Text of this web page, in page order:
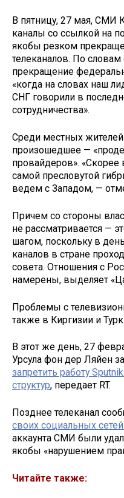
В пятницу, 27 мая, СМИ
каналы со ссылкой на
якобы резком
телеканалов. По
прекращение
«когда на словах наш
СНГ говорили в
сотрудничества».
Среди местных
произошедшее —
провайдеров». «Скорее
самой пресловутой
ведем с Западом, —
Причем со стороны
не рассматривается —
шагом, поскольку в
каналов в стране
совета. Отношения с
намерены, выделяет
Проблемы с
также в Киргизии и
В этот же день, 27
Урсула фон дер Ляйен
запретить работу
структур, передает RT.
Позднее телеканал
своих социальных сетей.
аккаунта СМИ были
якобы «нарушением
Читайте также: